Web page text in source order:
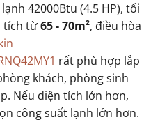
42000Btu (4.5 HP), tối
tích từ65 - 70m², điều hòa
rất phù hợp lắp
khách, phòng sinh
Nếu diện tích lớn hơn,
công suất lạnh lớn hơn.